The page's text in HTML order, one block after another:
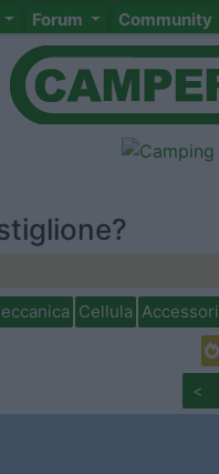
Forum Community
Cellula Accessori
<